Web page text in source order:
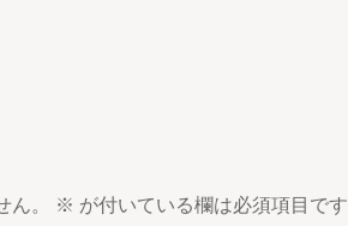
。 ※ が付いている欄は必須項目です